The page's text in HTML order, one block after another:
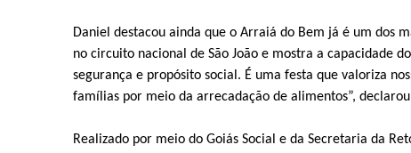
Daniel destacou ainda que o Arraiá do Bem já é um dos
no circuito nacional de São João e mostra a capacidade
segurança e propósito social. É uma festa que valoriza
famílias por meio da arrecadação de alimentos”,
Realizado por meio do Goiás Social e da Secretaria da